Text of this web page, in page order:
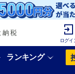
ログイ
ランキング